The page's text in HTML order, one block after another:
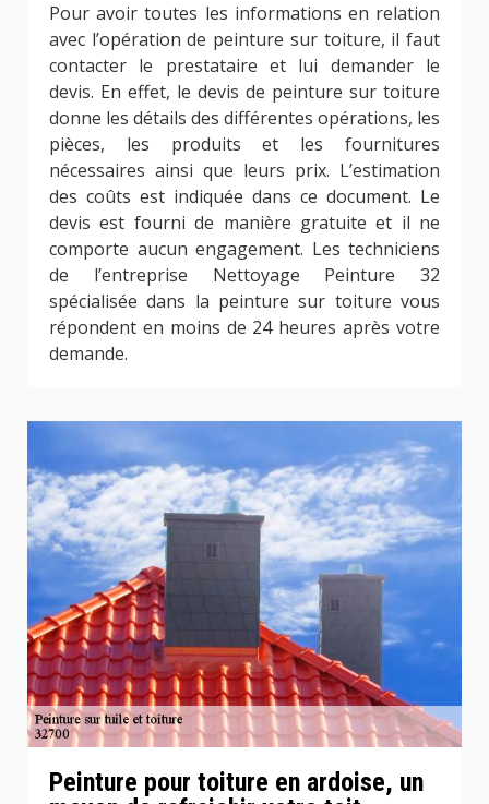
Pour avoir toutes les informations en relation
avec l’opération de peinture sur toiture, il faut
contacter le prestataire et lui demander le
devis. En effet, le devis de peinture sur toiture
donne les détails des différentes opérations, les
pièces, les produits et les fournitures
nécessaires ainsi que leurs prix. L’estimation
des coûts est indiquée dans ce document. Le
devis est fourni de manière gratuite et il ne
comporte aucun engagement. Les techniciens
de l’entreprise Nettoyage Peinture 32
spécialisée dans la peinture sur toiture vous
répondent en moins de 24 heures après votre
demande.
Peinture pour toiture en ardoise, un